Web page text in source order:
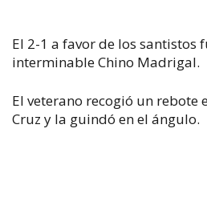
El 2-1 a favor de los santistos
interminable Chino Madrigal.
El veterano recogió un rebote
Cruz y la guindó en el ángulo.